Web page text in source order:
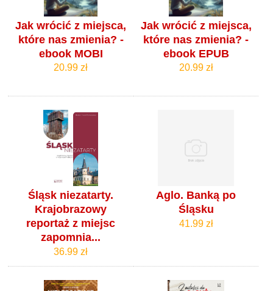
Jak wrócić z miejsca,
które nas zmienia? -
ebook MOBI
20.99 zł
Jak wrócić z miejsca,
które nas zmienia? -
ebook EPUB
20.99 zł
Śląsk niezatarty.
Krajobrazowy
reportaż z miejsc
zapomnia...
36.99 zł
Aglo. Banką po
Śląsku
41.99 zł